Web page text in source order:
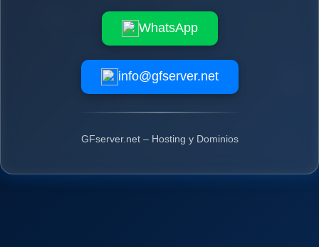
WhatsApp
info@gfserver.net
GFserver.net – Hosting y Dominios